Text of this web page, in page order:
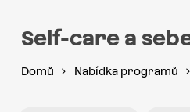
Self-care a
Domů Nabídka programů